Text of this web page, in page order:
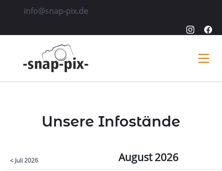
info@snap-pix.de
Unsere Infostände
< Juli 2026 August 2026